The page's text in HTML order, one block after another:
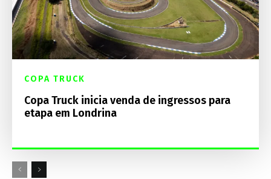
COPA TRUCK
Copa Truck inicia venda de ingressos para
etapa em Londrina